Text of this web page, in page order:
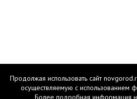
Продолжая использовать сайт
осуществляемую с использованием
Более подробная информация